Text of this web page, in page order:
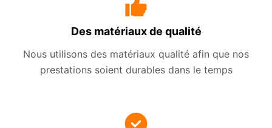
Des matériaux de qualité
Nous utilisons des matériaux qualité afin que nos
prestations soient durables dans le temps